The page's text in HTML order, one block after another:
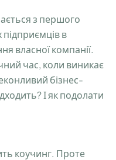
з першого
в
власної компанії.
час, коли виникає
бізнес-
І як подолати
коучинг. Проте